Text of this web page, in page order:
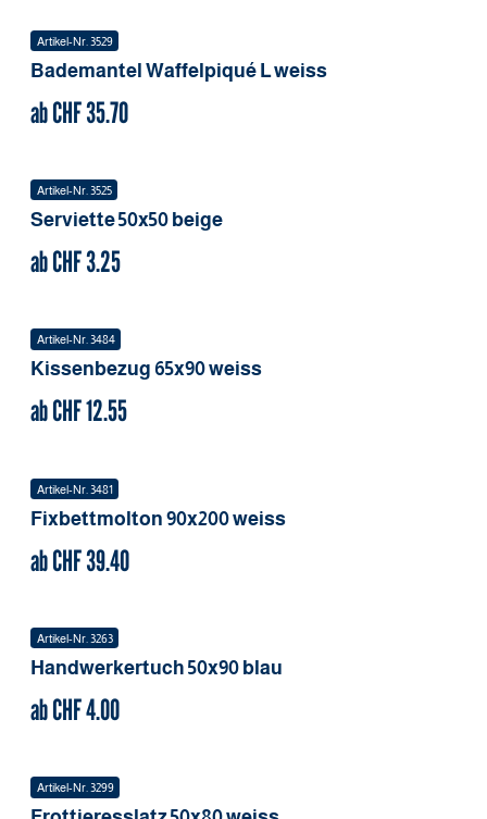
Artikel-Nr. 3529
Bademantel Waffelpiqué Lweiss
ab CHF35.70
Artikel-Nr. 3525
Serviette50x50 beige
ab CHF3.25
Artikel-Nr. 3484
Kissenbezug 65x90weiss
ab CHF12.55
Artikel-Nr. 3481
Fixbettmolton 90x200weiss
ab CHF39.40
Artikel-Nr. 3263
Handwerkertuch 50x90 blau
ab CHF4.00
Artikel-Nr. 3299